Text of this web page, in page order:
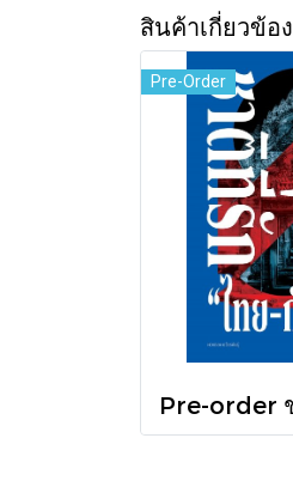
สินค้าเกี่ยวข้อง
Pre-Order